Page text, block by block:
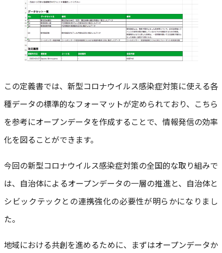
この定義書では、新型コロナウイルス感染症対策に使える各
種データの標準的なフォーマットが定められており、こちら
を参考にオープンデータを作成することで、情報発信の効率
化を図ることができます。
今回の新型コロナウイルス感染症対策の全国的な取り組みで
は、自治体によるオープンデータの一層の推進と、自治体と
シビックテックとの連携強化の必要性が明らかになりまし
た。
地域における共創を進めるために、まずはオープンデータか